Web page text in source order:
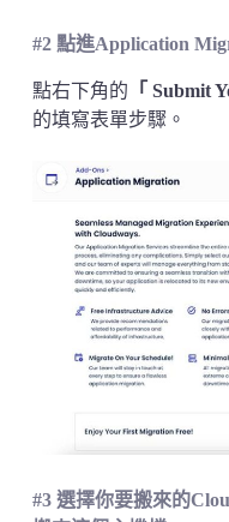
#2 點進Application
點右下角的 「 Submit
的填寫表單步驟。
#3 選擇你要搬來的